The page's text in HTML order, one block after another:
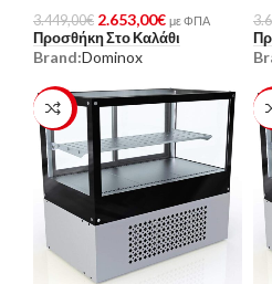
3.449,00€ 2.653,00€ με ΦΠΑ
Προσθήκη Στο Καλάθι
Brand:Dominox
-23% -